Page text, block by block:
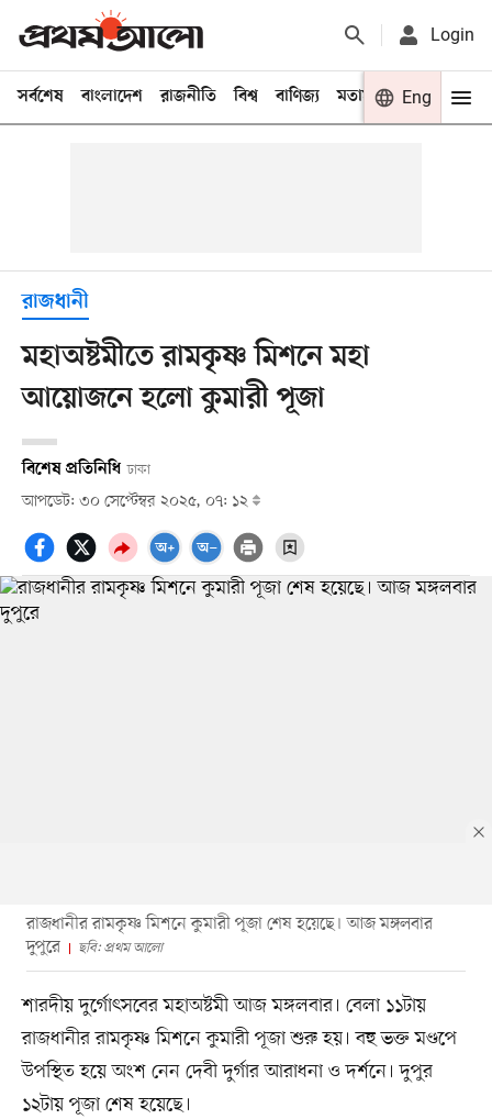
Login
সর্বশেষ বাংলাদেশ রাজনীতি বিশ্ব বাণিজ্য মতামত খেলা
Eng
রাজধানী
মহাঅষ্টমীতে রামকৃষ্ণ মিশনে মহা
আয়োজনে হলো কুমারী পূজা
বিশেষ প্রতিনিধি ঢাকা
আপডেট: ৩০ সেপ্টেম্বর ২০২৫, ০৭: ১২
রাজধানীর রামকৃষ্ণ মিশনে কুমারী পূজা শেষ হয়েছে। আজ মঙ্গলবার
দুপুরে
ছবি: প্রথম আলো
শারদীয় দুর্গোৎসবের মহাঅষ্টমী আজ মঙ্গলবার। বেলা ১১টায়
রাজধানীর রামকৃষ্ণ মিশনে কুমারী পূজা শুরু হয়। বহু ভক্ত মণ্ডপে
উপস্থিত হয়ে অংশ নেন দেবী দুর্গার আরাধনা ও দর্শনে। দুপুর
১২টায় পূজা শেষ হয়েছে।